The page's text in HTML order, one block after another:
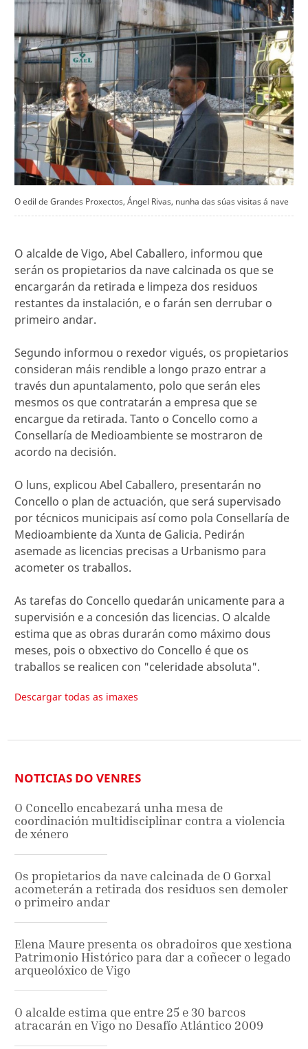
O edil de Grandes Proxectos, Ángel Rivas, nunha das súas visitas á nave
O alcalde de Vigo, Abel Caballero, informou que
serán os propietarios da nave calcinada os que se
encargarán da retirada e limpeza dos residuos
restantes da instalación, e o farán sen derrubar o
primeiro andar.
Segundo informou o rexedor vigués, os propietarios
consideran máis rendible a longo prazo entrar a
través dun apuntalamento, polo que serán eles
mesmos os que contratarán a empresa que se
encargue da retirada. Tanto o Concello como a
Consellaría de Medioambiente se mostraron de
acordo na decisión.
O luns, explicou Abel Caballero, presentarán no
Concello o plan de actuación, que será supervisado
por técnicos municipais así como pola Consellaría de
Medioambiente da Xunta de Galicia. Pedirán
asemade as licencias precisas a Urbanismo para
acometer os traballos.
As tarefas do Concello quedarán unicamente para a
supervisión e a concesión das licencias. O alcalde
estima que as obras durarán como máximo dous
meses, pois o obxectivo do Concello é que os
traballos se realicen con "celeridade absoluta".
Descargar todas as imaxes
NOTICIAS DO VENRES
O Concello encabezará unha mesa de
coordinación multidisciplinar contra a violencia
de xénero
Os propietarios da nave calcinada de O Gorxal
acometerán a retirada dos residuos sen demoler
o primeiro andar
Elena Maure presenta os obradoiros que xestiona
Patrimonio Histórico para dar a coñecer o legado
arqueolóxico de Vigo
O alcalde estima que entre 25 e 30 barcos
atracarán en Vigo no Desafío Atlántico 2009